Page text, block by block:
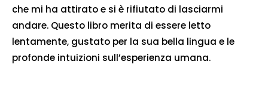
che mi ha attirato e si è rifiutato di lasciarmi
andare. Questo libro merita di essere letto
lentamente, gustato per la sua bella lingua e le
profonde intuizioni sull’esperienza umana.